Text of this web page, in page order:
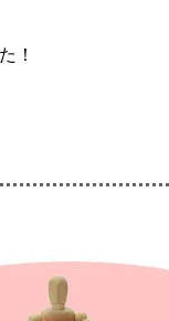
！